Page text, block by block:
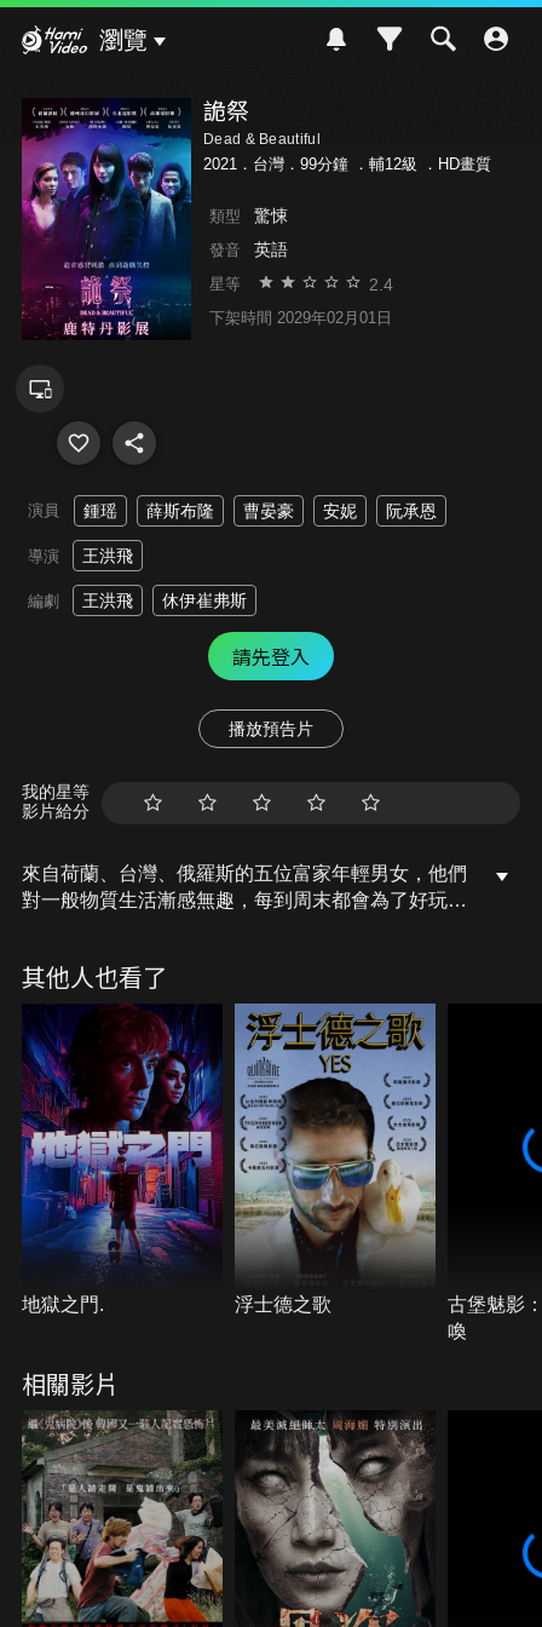
瀏覽
詭祭
Dead & Beautiful
2021．台灣．99分鐘 ． 輔12級 ．HD畫質
類型 驚悚
發音 英語
星等 2.4
下架時間 2029年02月01日
演員 鍾瑶 薛斯布隆 曹晏豪 安妮 阮承恩
導演 王洪飛
編劇 王洪飛 休伊崔弗斯
請先登入
播放預告片
我的星等
影片給分
來自荷蘭、台灣、俄羅斯的五位富家年輕男女，他們
對一般物質生活漸感無趣，每到周末都會為了好玩，
後，嘴裡都長出了獠牙，他們開始變裝外出嘗試吮
血。直到亞歷當街露出獠牙咬死人後，才意識到「遊
戲」早已失控…。
其他人也看了
地獄之門. 浮士德之歌
古堡魅影
喚
相關影片